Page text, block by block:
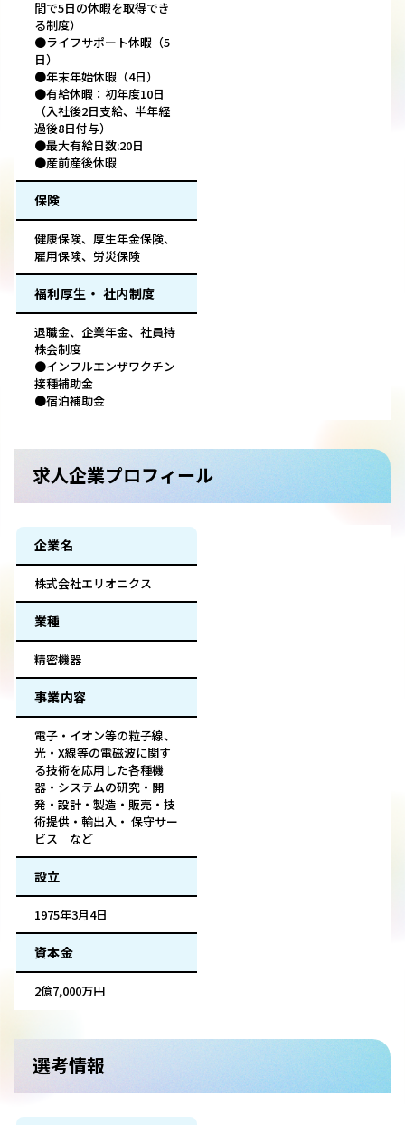
間で5日の休暇を取得でき
る制度）
●ライフサポート休暇（5
日）
●年末年始休暇（4日）
●有給休暇：初年度10日
（入社後2日支給、半年経
過後8日付与）
●最大有給日数:20日
●産前産後休暇
保険
健康保険、厚生年金保険、
雇用保険、労災保険
福利厚生・ 社内制度
退職金、企業年金、社員持
株会制度
●インフルエンザワクチン
接種補助金
●宿泊補助金
求人企業プロフィール
企業名
株式会社エリオニクス
業種
精密機器
事業内容
電子・イオン等の粒子線、
光・X線等の電磁波に関す
る技術を応用した各種機
器・システムの研究・開
発・設計・製造・販売・技
術提供・輸出入・ 保守サー
ビス など
設立
1975年3月4日
資本金
2億7,000万円
選考情報